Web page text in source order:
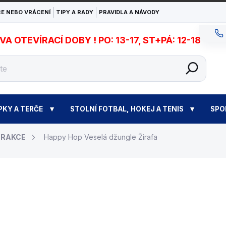
NEBO VRÁCENÍ TIPY A RADY PRAVIDLA A NÁVODY
OTEVÍRACÍ DOBY ! PO: 13-17, ST+PÁ: 12-18
A TERČE STOLNÍ FOTBAL, HOKEJ A TENIS
Happy Hop Veselá džungle Žirafa